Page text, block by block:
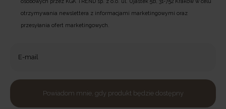
otrzymywania newslettera z informacjami marketingowymi oraz
przesyłania ofert marketingowych.
Powiadom mnie, gdy produkt będzie dostępny